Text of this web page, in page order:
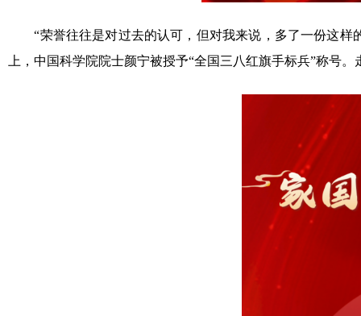
“荣誉往往是对过去的认可，但对我来说，多了一份这样
上，中国科学院院士颜宁被授予“全国三八红旗手标兵”称号